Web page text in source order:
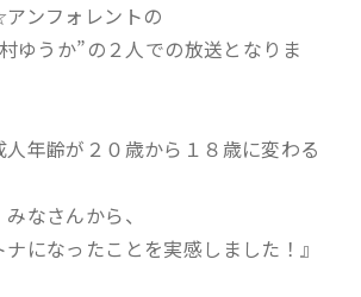
ンフォレントの
ゆうか”の２人での放送となりま
人年齢が２０歳から１８歳に変わる
なさんから、
ナになったことを実感しました！』